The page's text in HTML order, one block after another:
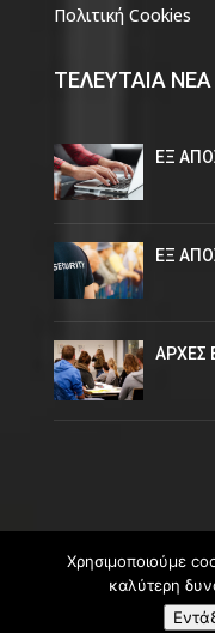
Πολιτική Cookies
ΤΕΛΕΥΤΑΙΑ ΝΕΑ
ΕΞ
ΕΞ
ΑΡΧΕΣ
ΕΚΕΔΙΜ Βέροιας
Χρησιμοποιούμε
καλύτερη